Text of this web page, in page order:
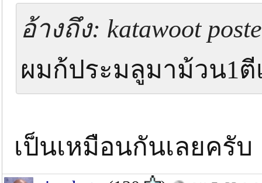
อ้างถึง: katawoot
ผมก้ประมลูมาม้วน1ตี
เป็นเหมือนกันเลยครับ